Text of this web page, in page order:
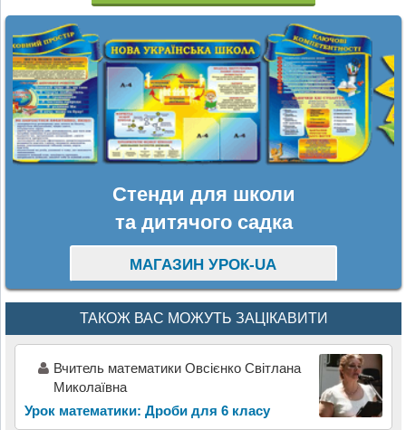
Стенди для школи
та дитячого садка
МАГАЗИН УРОК-UA
ТАКОЖ ВАС МОЖУТЬ ЗАЦІКАВИТИ
Вчитель математики Овсієнко Світлана
Миколаївна
Урок математики: Дроби для 6 класу